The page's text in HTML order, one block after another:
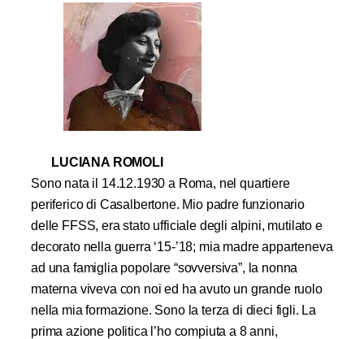
LUCIANA ROMOLI
Sono nata il 14.12.1930 a Roma, nel quartiere
periferico di Casalbertone. Mio padre funzionario
delle FFSS, era stato ufficiale degli alpini, mutilato e
decorato nella guerra ‘15-’18; mia madre apparteneva
ad una famiglia popolare “sovversiva”, la nonna
materna viveva con noi ed ha avuto un grande ruolo
nella mia formazione. Sono la terza di dieci figli. La
prima azione politica l’ho compiuta a 8 anni,